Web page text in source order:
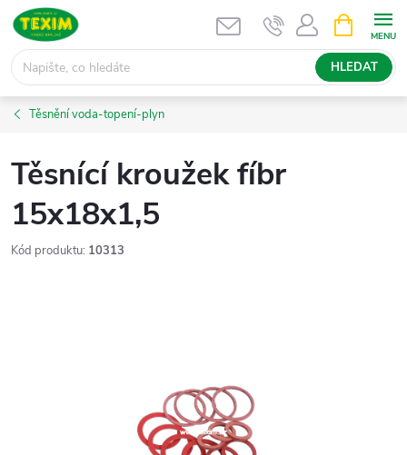
Přejít
obsah
HLEDAT
NÁKUPNÍ
KOŠÍK
Těsnění voda-topení-plyn
Těsnící kroužek fíbr
15x18x1,5
Kód produktu: 10313